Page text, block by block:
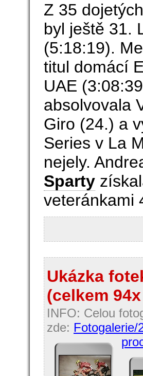
Z 35
byl ještě 31.
(5:18:19).
titul domácí
UAE
absolvovala
Giro (24.) a
Series v La
nejely.
Sparty
veteránkami
Ukázka
(celkem
INFO: Celou
zde: Fotogalerie/